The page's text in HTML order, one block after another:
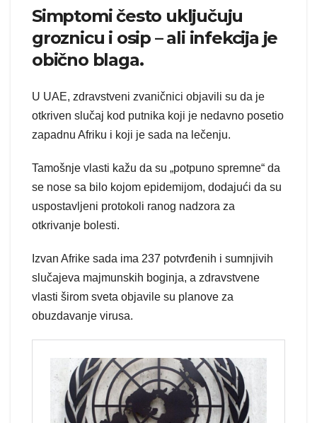
Simptomi često uključuju
groznicu i osip – ali infekcija je
obično blaga.
U UAE, zdravstveni zvaničnici objavili su da je
otkriven slučaj kod putnika koji je nedavno posetio
zapadnu Afriku i koji je sada na lečenju.
Tamošnje vlasti kažu da su „potpuno spremne“ da
se nose sa bilo kojom epidemijom, dodajući da su
uspostavljeni protokoli ranog nadzora za
otkrivanje bolesti.
Izvan Afrike sada ima 237 potvrđenih i sumnjivih
slučajeva majmunskih boginja, a zdravstvene
vlasti širom sveta objavile su planove za
obuzdavanje virusa.